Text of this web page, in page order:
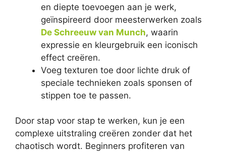
en diepte toevoegen aan je werk,
geïnspireerd door meesterwerken zoals
De Schreeuw van Munch, waarin
expressie en kleurgebruik een iconisch
effect creëren.
Voeg texturen toe door lichte druk of
speciale technieken zoals sponsen of
stippen toe te passen.
Door stap voor stap te werken, kun je een
complexe uitstraling creëren zonder dat het
chaotisch wordt. Beginners profiteren van